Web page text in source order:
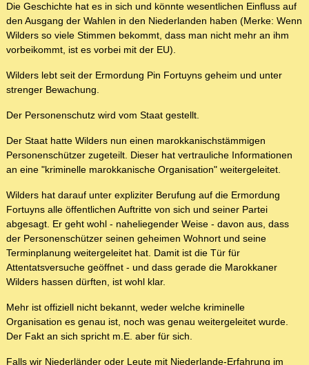
Die Geschichte hat es in sich und könnte wesentlichen Einfluss auf
den Ausgang der Wahlen in den Niederlanden haben (Merke: Wenn
Wilders so viele Stimmen bekommt, dass man nicht mehr an ihm
vorbeikommt, ist es vorbei mit der EU).
Wilders lebt seit der Ermordung Pin Fortuyns geheim und unter
strenger Bewachung.
Der Personenschutz wird vom Staat gestellt.
Der Staat hatte Wilders nun einen marokkanischstämmigen
Personenschützer zugeteilt. Dieser hat vertrauliche Informationen
an eine "kriminelle marokkanische Organisation" weitergeleitet.
Wilders hat darauf unter expliziter Berufung auf die Ermordung
Fortuyns alle öffentlichen Auftritte von sich und seiner Partei
abgesagt. Er geht wohl - naheliegender Weise - davon aus, dass
der Personenschützer seinen geheimen Wohnort und seine
Terminplanung weitergeleitet hat. Damit ist die Tür für
Attentatsversuche geöffnet - und dass gerade die Marokkaner
Wilders hassen dürften, ist wohl klar.
Mehr ist offiziell nicht bekannt, weder welche kriminelle
Organisation es genau ist, noch was genau weitergeleitet wurde.
Der Fakt an sich spricht m.E. aber für sich.
Falls wir Niederländer oder Leute mit Niederlande-Erfahrung im